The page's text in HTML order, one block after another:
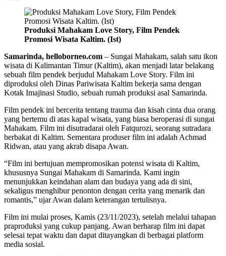
Produksi Mahakam Love Story, Film Pendek
Promosi Wisata Kaltim. (Ist)
Samarinda, helloborneo.com – Sungai Mahakam, salah satu ikon
wisata di Kalimantan Timur (Kaltim), akan menjadi latar belakang
sebuah film pendek berjudul Mahakam Love Story. Film ini
diproduksi oleh Dinas Pariwisata Kaltim bekerja sama dengan
Kotak Imajinasi Studio, sebuah rumah produksi asal Samarinda.
Film pendek ini bercerita tentang trauma dan kisah cinta dua orang
yang bertemu di atas kapal wisata, yang biasa beroperasi di sungai
Mahakam. Film ini disutradarai oleh Fatqurozi, seorang sutradara
berbakat di Kaltim. Sementara produser film ini adalah Achmad
Ridwan, atau yang akrab disapa Awan.
“Film ini bertujuan mempromosikan potensi wisata di Kaltim,
khususnya Sungai Mahakam di Samarinda. Kami ingin
menunjukkan keindahan alam dan budaya yang ada di sini,
sekaligus menghibur penonton dengan cerita yang menarik dan
romantis,” ujar Awan dalam keterangan tertulisnya.
Film ini mulai proses, Kamis (23/11/2023), setelah melalui tahapan
praproduksi yang cukup panjang. Awan berharap film ini dapat
selesai tepat waktu dan dapat ditayangkan di berbagai platform
media sosial.